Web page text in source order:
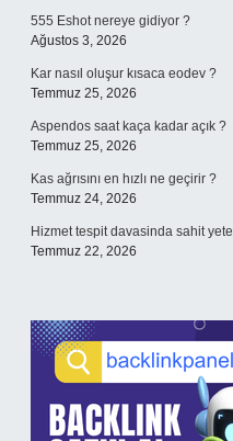
555 Eshot nereye gidiyor ?
Ağustos 3, 2026
Kar nasıl oluşur kısaca eodev ?
Temmuz 25, 2026
Aspendos saat kaça kadar açık ?
Temmuz 25, 2026
Kas ağrısını en hızlı ne geçirir ?
Temmuz 24, 2026
Hizmet tespit davasinda sahit
Temmuz 22, 2026